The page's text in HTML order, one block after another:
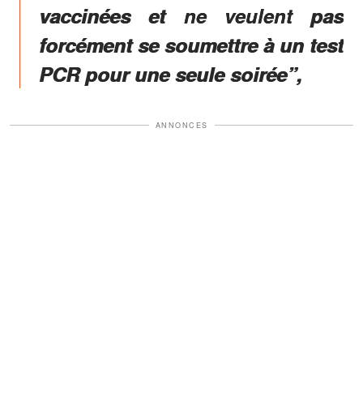
vaccinées et ne veulent pas
forcément se soumettre à un test
PCR pour une seule soirée”,
ANNONCES